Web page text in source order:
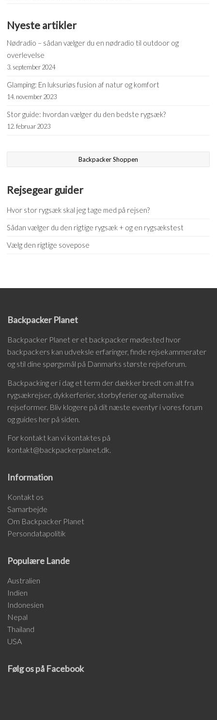
Nyeste artikler
Nødradio – sådan vælger du en nødradio til outdoor og
overlevelse
3. september 2024
Glamping: En luksuriøs fusion af natur og komfort
14. november 2023
Stor guide: hvordan vælger du den bedste rygsæk?
12. februar 2023
Backpacker Shoppen
Rejsegear guider
Hvor stor rygsæk skal jeg tage med på rejsen?
Sådan vælger du den rigtige rygsæk + og en rygsækstest
Vælg den rigtige sovepose
Backpacker Planet
Backpacker Planet er et backpacker mødested hvor
backpackers kan udveksle erfaringer, finde rejsekammerater
og stil dine spørgsmål på Danmarks største rejseforum.
Backpacking er i dag et term der dækker bredt om alt fra
rygsækrejser, dykkerferier, storbyferier og alternative
rejseformer. Bliv klogere på dit næste eventyr i vores forum
og guides her på siden.
For kontakt kan vi kontaktes på
kontakt@backpackerplanet.dk.
Information
Kontakt os
Samarbejde
Om Backpacker Planet
Persondatapolitik
Populære Lande
Australien
Indien
Indonesien
Nepal
Thailand
USA
Følg os på Facebook